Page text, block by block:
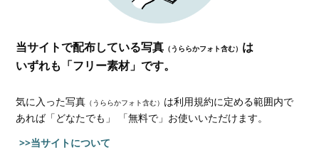
当サイトで配布している写真 （うららかフォト含む） は
いずれも「フリー素材」です。
気に入った写真 （うららかフォト含む） は利用規約に定める範囲内で
あれば「どなたでも」 「無料で」お使いいただけます。
>>当サイトについて